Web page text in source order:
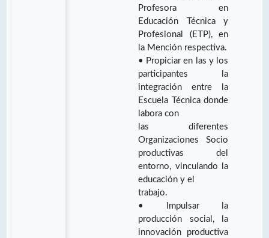
Profesora en
Educación Técnica y
Profesional (ETP), en
la Mención respectiva.
• Propiciar en las y los
participantes la
integración entre la
Escuela Técnica donde
labora con
las diferentes
Organizaciones Socio
productivas del
entorno, vinculando la
educación y el
trabajo.
• Impulsar la
producción social, la
innovación productiva